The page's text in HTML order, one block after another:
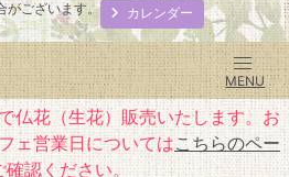
がございます。 カレンダー
仏花（生花）販売いたします。お
ェ営業日についてはこちらのペー
確認ください。